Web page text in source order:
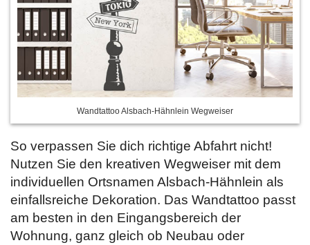
Wandtattoo Alsbach-Hähnlein Wegweiser
So verpassen Sie dich richtige Abfahrt nicht!
Nutzen Sie den kreativen Wegweiser mit dem
individuellen Ortsnamen Alsbach-Hähnlein als
einfallsreiche Dekoration. Das Wandtattoo passt
am besten in den Eingangsbereich der
Wohnung, ganz gleich ob Neubau oder